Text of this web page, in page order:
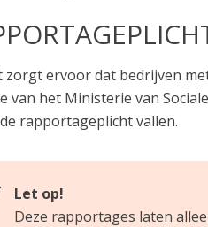
zorgt ervoor dat bedrijven
van het Ministerie van
rapportageplicht vallen.
Let op!
Deze rapportages laten